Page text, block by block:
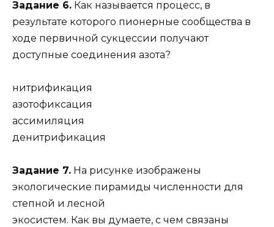
Задание 6. Как называется процесс, в
результате которого пионерные сообщества в
ходе первичной сукцессии получают
доступные соединения азота?
нитрификация
азотофиксация
ассимиляция
денитрификация
Задание 7. На рисунке изображены
экологические пирамиды численности для
степной и лесной
экосистем. Как вы думаете, с чем связаны